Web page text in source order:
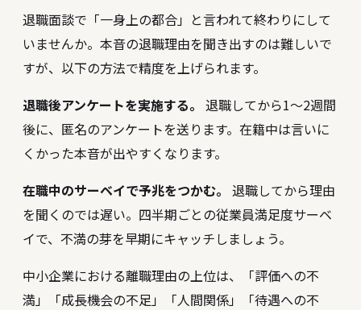
退職面談で「一身上の都合」と言われて終わりにして
いませんか。本音の退職理由を聞き出すのは難しいで
すが、以下の方法で精度を上げられます。
退職後アンケートを実施する。 退職してから1〜2週間
後に、匿名のアンケートを送ります。在籍中は言いに
くかった本音が出やすくなります。
在職中のサーベイで予兆をつかむ。 退職してから理由
を聞くのでは遅い。四半期ごとの従業員満足度サーベ
イで、不満の芽を早期にキャッチしましょう。
中小企業における離職理由の上位は、「評価への不
満」「成長機会の不足」「人間関係」「待遇への不